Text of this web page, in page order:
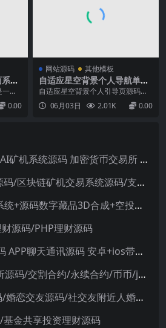
接上线特点：支持...
统
款
由
idoub
服
积
0.00
网站源码 其他模板
自适应星空背景个人导航单页
源码
自适应星空背景个人引导页源码，
动态风格，源码由HTML+CSS+JS组
成，记事本打开源码文件可以进行
06月03日 2.01K 0.00
海外交易所源码/AI矿机系统源码 加密货币交易所 智能交易所源码
TRX虚拟币矿机源码/区块链矿机交易系统源码/支持 4国语言+usdt充值+搭建视频教程
元宇宙NFT交易系统+源码数字藏品3D合成+空投盲盒玩法抽集卡
源码/PHP理财源码
即时聊天通讯源码 APP聊天通讯源码 安卓+ios带后端源码控制
Java多语言交易所源码/交割合约/永续合约/币币/java服务端
仿SOUL交友源码/婚恋交友源码/社交友附近人婚恋约仿陌陌APP源码系统
金共享投资理财源码